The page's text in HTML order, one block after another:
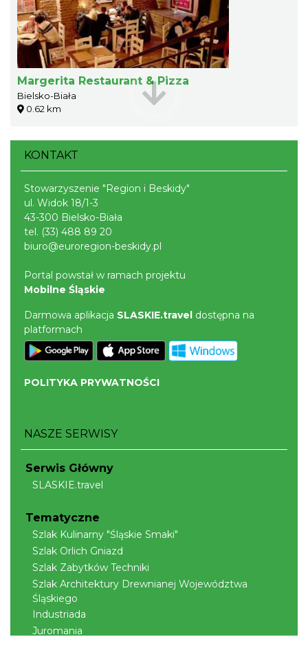
Margerita Restaurant & Pizza
Bielsko-Biała
0.62 km
KONTAKT
Stowarzyszenie "Region i Beskidy"
ul. Widok 18/1-3
43-300 Bielsko-Biała
tel. (33) 488 89 20
biuro@euroregion-beskidy.pl
Portal powstał w ramach projektu
Mobilne Śląskie
Darmowa aplikacja SLASKIE.travel dostępna na
platformach
POLITYKA PRYWATNOŚCI
NASZE SERWISY
Serwis Główny
SLASKIE.travel
Tematyczne
Szlak Kulinarny "Śląskie Smaki"
Szlak Orlich Gniazd
Szlak Zabytków Techniki
Szlak Architektury Drewnianej Województwa
Śląskiego
Industriada
Juromania